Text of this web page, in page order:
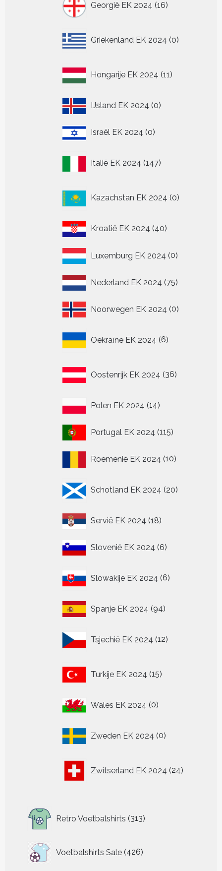
Georgië EK 2024 16
producten
Griekenland EK 2024 0
producten
Hongarije EK 2024 11
producten
IJsland EK 2024 00
Israël EK 2024 00
Italië EK 2024 147
producten
Kazachstan EK 2024 0
producten
Kroatië EK 2024 4040
Luxemburg EK 2024 00
Nederland EK 2024 7575
Noorwegen EK 2024 00
Oekraïne EK 2024 6
producten
Oostenrijk EK 2024 36
producten
Polen EK 2024 1414
Portugal EK 2024 115115
Roemenië EK 2024 1010
Schotland EK 2024 20
producten
Servië EK 2024 1818
Slovenië EK 2024 66
Slowakije EK 2024 6
producten
Spanje EK 2024 9494
Tsjechië EK 2024 12
producten
Turkije EK 2024 15
producten
Wales EK 2024 00
Zweden EK 2024 0
producten
Zwitserland EK 2024 24
producten
Retro Voetbalshirts 313
producten
Voetbalshirts Sale 426
426
producten